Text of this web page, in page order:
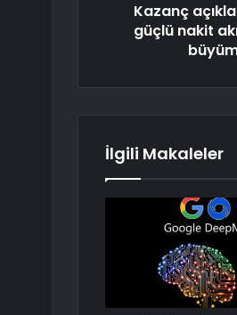
Kazanç
güçlü nakit
İlgili Makaleler